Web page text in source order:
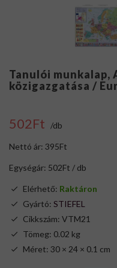
Tanulói munkalap,
közigazgatása /
502Ft /db
Nettó ár: 395Ft
Egységár: 502Ft / db
Elérhető: Raktáron
Gyártó: STIEFEL
Cikkszám: VTM21
Tömeg: 0.02 kg
Méret: 30 × 24 × 0.1 cm